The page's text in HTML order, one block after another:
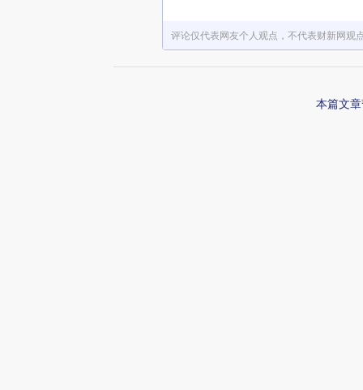
评论仅代表网友个人观点，不代表财新网观
本篇文